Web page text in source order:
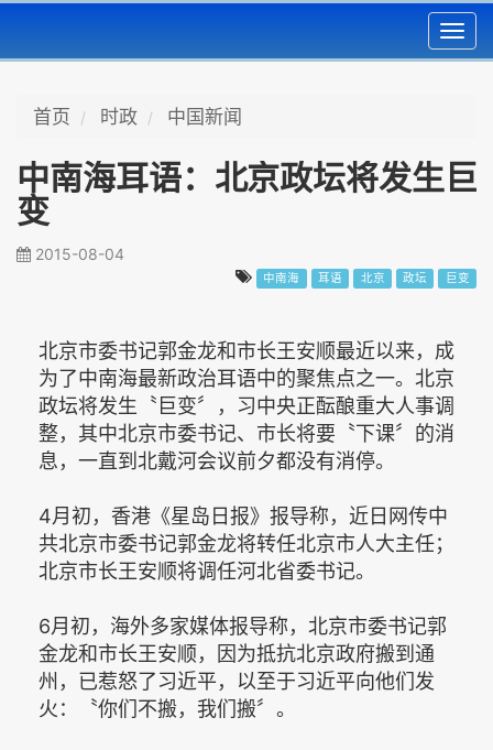
首页 时政 中国新闻
中南海耳语：北京政坛将发生巨
变
2015-08-04
中南海 耳语 北京 政坛 巨变
北京市委书记郭金龙和市长王安顺最近以来，成
为了中南海最新政治耳语中的聚焦点之一。北京
政坛将发生〝巨变〞，习中央正酝酿重大人事调
整，其中北京市委书记、市长将要〝下课〞的消
息，一直到北戴河会议前夕都没有消停。
4月初，香港《星岛日报》报导称，近日网传中
共北京市委书记郭金龙将转任北京市人大主任；
北京市长王安顺将调任河北省委书记。
6月初，海外多家媒体报导称，北京市委书记郭
金龙和市长王安顺，因为抵抗北京政府搬到通
州，已惹怒了习近平，以至于习近平向他们发
火：〝你们不搬，我们搬〞。